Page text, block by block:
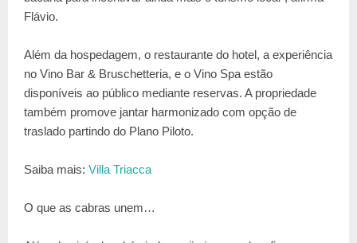
Flávio.
Além da hospedagem, o restaurante do hotel, a experiência
no Vino Bar & Bruschetteria, e o Vino Spa estão
disponíveis ao público mediante reservas. A propriedade
também promove jantar harmonizado com opção de
traslado partindo do Plano Piloto.
Saiba mais: Villa Triacca
O que as cabras unem…